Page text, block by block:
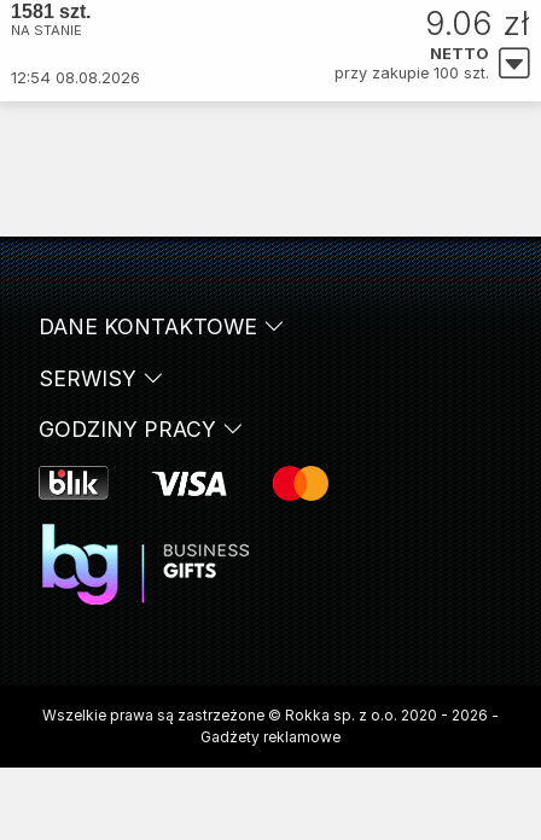
1581 szt.
NA STANIE
12:54 08.08.2026
9.06 zł
NETTO
przy zakupie 100 szt.
SERWISY
DANE KONTAKTOWE
GODZINY PRACY
Wszelkie prawa są zastrzeżone © Rokka sp. z o.o. 2020 - 2026 -
Gadżety reklamowe